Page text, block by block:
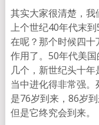
其实大家很清楚，我
上个世纪40年代末
在呢？那个时候四
作用了。50年代美
几个，新世纪头十
当中进化得非常强
是76岁到来，86岁
但是它终究会到来。